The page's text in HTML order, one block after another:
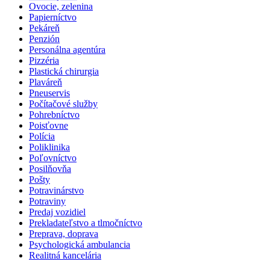
Ovocie, zelenina
Papierníctvo
Pekáreň
Penzión
Personálna agentúra
Pizzéria
Plastická chirurgia
Plaváreň
Pneuservis
Počítačové služby
Pohrebníctvo
Poisťovne
Polícia
Poliklinika
Poľovníctvo
Posilňovňa
Pošty
Potravinárstvo
Potraviny
Predaj vozidiel
Prekladateľstvo a tlmočníctvo
Preprava, doprava
Psychologická ambulancia
Realitná kancelária